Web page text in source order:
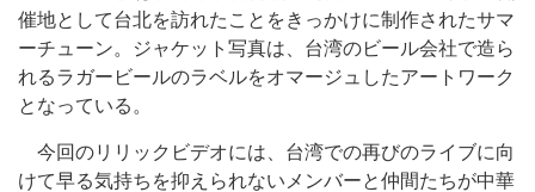
催地として台北を訪れたことをきっかけに制作されたサマ
ーチューン。ジャケット写真は、台湾のビール会社で造ら
れるラガービールのラベルをオマージュしたアートワーク
となっている。
今回のリリックビデオには、台湾での再びのライブに向
けて早る気持ちを抑えられないメンバーと仲間たちが中華